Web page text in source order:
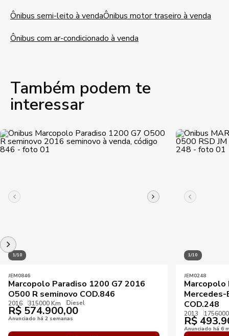
Ônibus semi-leito à vendaÔnibus motor traseiro à venda
Ônibus com ar-condicionado à venda
Também podem te
interessar
1/10
JEM0846
Marcopolo Paradiso 1200 G7 2016
O500 R seminovo COD.846
2016 315000 Km Diesel
R$ 574.900,00
Anunciado há 2 semanas
1/10
JEM0248
Marcopolo
Mercedes-
COD.248
2013
R$
Anunciado há 6